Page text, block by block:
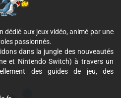
dédié aux jeux vidéo, animé par une
passionnés.
dans la jungle des nouveautés
et Nintendo Switch) à travers un
des guides de jeu, des